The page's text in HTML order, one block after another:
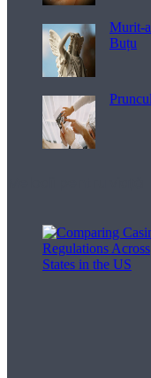
Murit-
Buțu